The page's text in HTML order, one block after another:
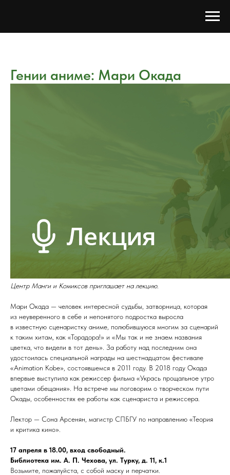
Гении аниме: Мари Окада
Центр Манги и Комиксов приглашает на лекцию.
Мари Окада — человек интересной судьбы, затворница, которая
из неуверенного в себе и непонятого подростка выросла
в известную сценаристку аниме, полюбившуюся многим за сценарий
к таким хитам, как «Торадора!» и «Мы так и не знаем названия
цветка, что видели в тот день». За работу над последним она
удостоилась специальной награды на шестнадцатом фестивале
«Animation Kobe», состоявшемся в 2011 году. В 2018 году Окада
впервые выступила как режиссер фильма «Укрась прощальное утро
цветами обещания». На встрече мы поговорим о творческом пути
Окады, особенностях ее работы как сценариста и режиссера.
Лектор — Сона Арсенян, магистр СПБГУ по направлению «Теория
и критика кино».
17 апреля в 18.00, вход свободный.
Библиотека им. А. П. Чехова, ул. Турку, д. 11, к.1
Возьмите, пожалуйста, с собой маску и перчатки.